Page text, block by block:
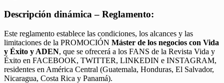
Descripción dinámica – Reglamento:
Este reglamento establece las condiciones, los alcances y las
limitaciones de la PROMOCIÓN Máster de los negocios con Vida
y Éxito y ADEN, que se ofrecerá a los FANS de la Revista Vida y
Éxito en FACEBOOK, TWITTER, LINKEDIN e INSTAGRAM,
residentes en América Central (Guatemala, Honduras, El Salvador,
Nicaragua, Costa Rica y Panamá).